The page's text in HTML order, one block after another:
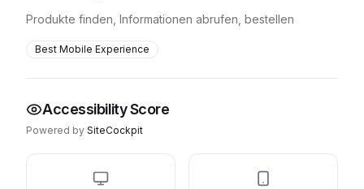
Produkte finden, Informationen abrufen, bestellen
Best Mobile Experience
Accessibility Score
Powered by SiteCockpit